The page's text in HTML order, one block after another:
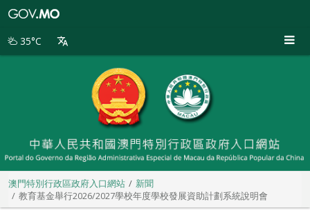
別
35°C
澳門特別行政區政府入口網站
新聞
教育基金舉行2026/2027學校年度學校發展資助計劃系統說明會